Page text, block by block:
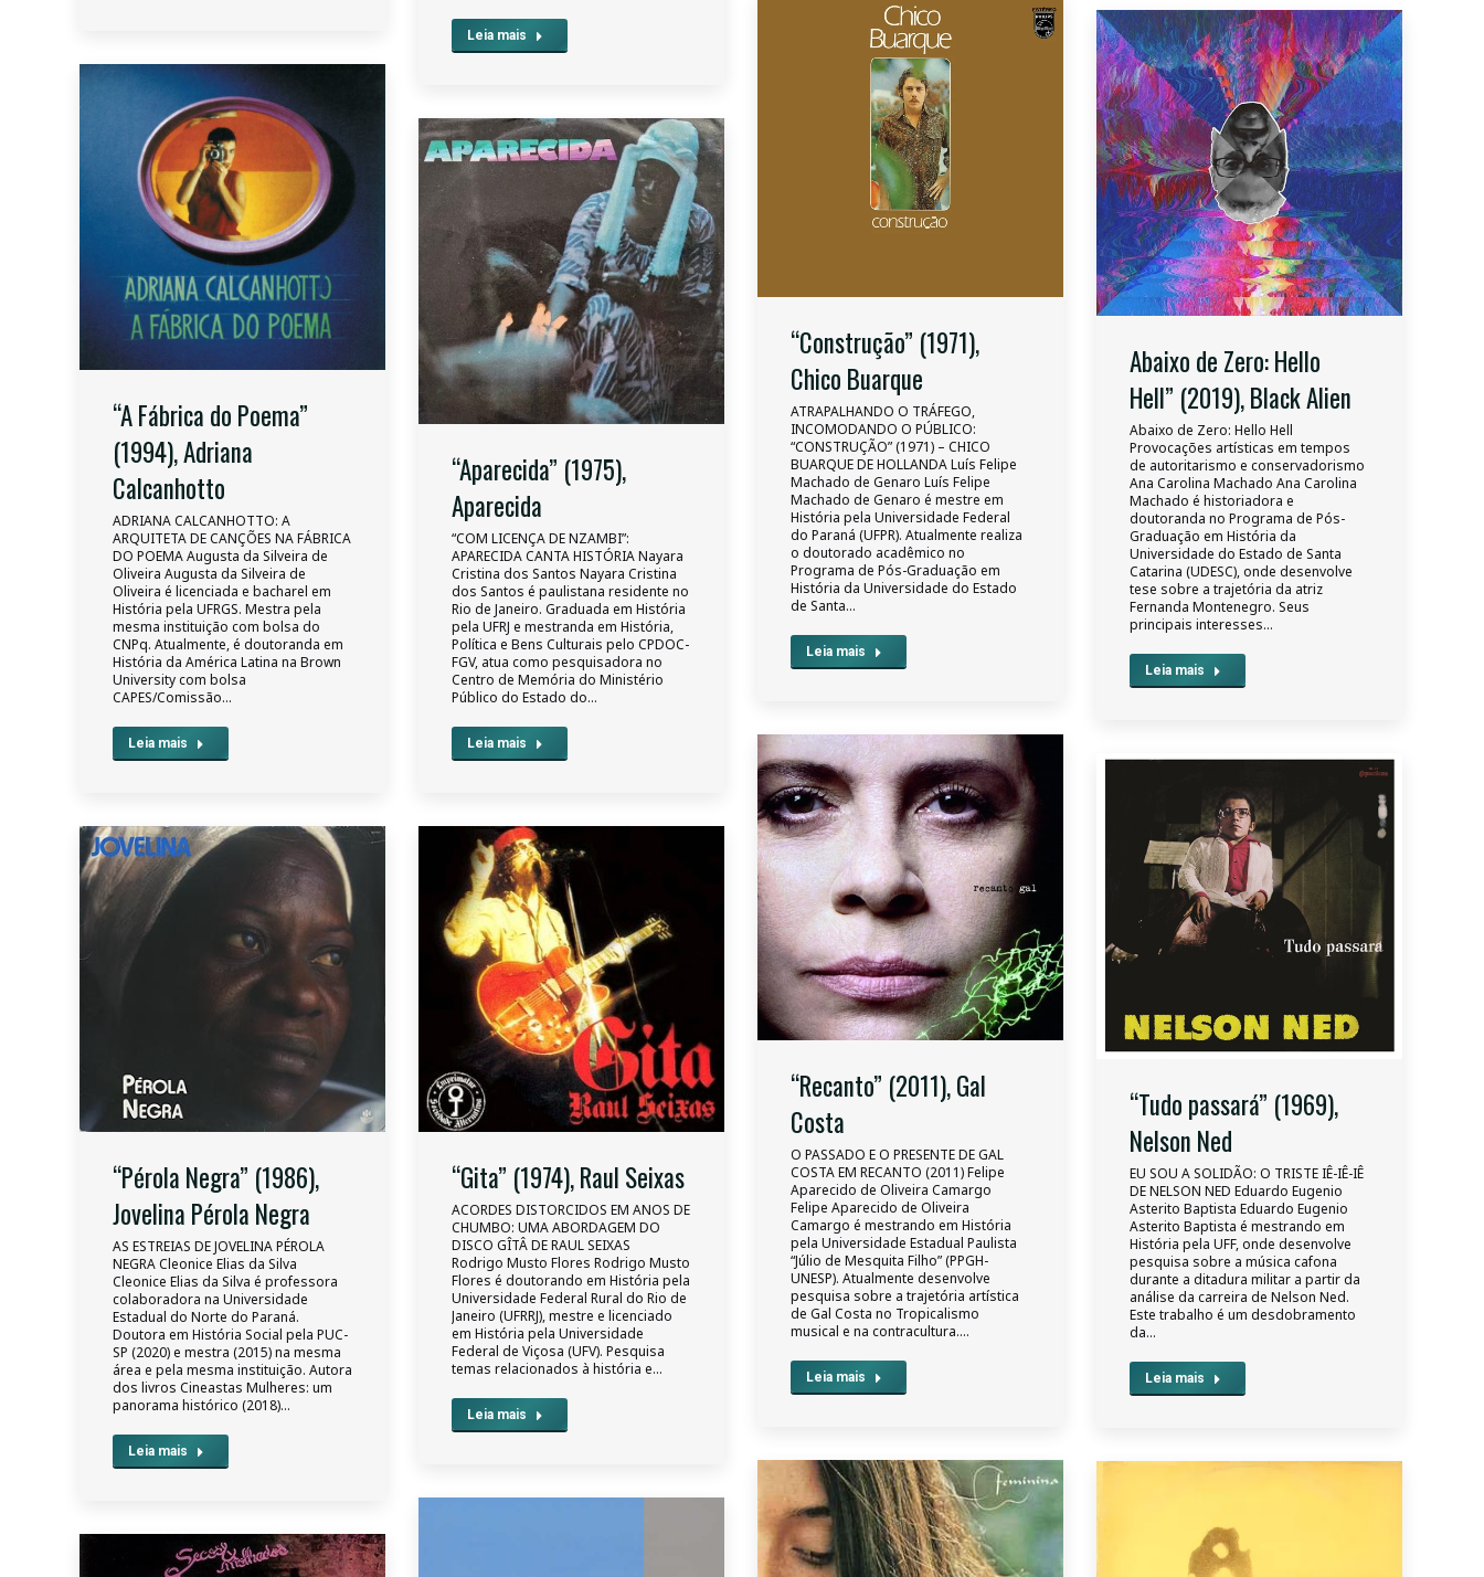
Leia mais
“Construção” (1971),
Chico Buarque
ATRAPALHANDO O TRÁFEGO,
INCOMODANDO O PÚBLICO:
“CONSTRUÇÃO” (1971) – CHICO
BUARQUE DE HOLLANDA Luís Felipe
Machado de Genaro Luís Felipe
Machado de Genaro é mestre em
História pela Universidade Federal
do Paraná (UFPR). Atualmente realiza
o doutorado acadêmico no
Programa de Pós-Graduação em
História da Universidade do Estado
de Santa…
Leia mais
Abaixo de Zero: Hello
Hell” (2019), Black Alien
Abaixo de Zero: Hello Hell
Provocações artísticas em tempos
de autoritarismo e conservadorismo
Ana Carolina Machado Ana Carolina
Machado é historiadora e
doutoranda no Programa de Pós-
Graduação em História da
Universidade do Estado de Santa
Catarina (UDESC), onde desenvolve
tese sobre a trajetória da atriz
Fernanda Montenegro. Seus
principais interesses…
Leia mais
“A Fábrica do Poema”
(1994), Adriana
Calcanhotto
ADRIANA CALCANHOTTO: A
ARQUITETA DE CANÇÕES NA FÁBRICA
DO POEMA Augusta da Silveira de
Oliveira Augusta da Silveira de
Oliveira é licenciada e bacharel em
História pela UFRGS. Mestra pela
mesma instituição com bolsa do
CNPq. Atualmente, é doutoranda em
História da América Latina na Brown
University com bolsa
CAPES/Comissão…
Leia mais
“Aparecida” (1975),
Aparecida
“COM LICENÇA DE NZAMBI”:
APARECIDA CANTA HISTÓRIA Nayara
Cristina dos Santos Nayara Cristina
dos Santos é paulistana residente no
Rio de Janeiro. Graduada em História
pela UFRJ e mestranda em História,
Política e Bens Culturais pelo CPDOC-
FGV, atua como pesquisadora no
Centro de Memória do Ministério
Público do Estado do…
Leia mais
“Recanto” (2011), Gal
Costa
O PASSADO E O PRESENTE DE GAL
COSTA EM RECANTO (2011) Felipe
Aparecido de Oliveira Camargo
Felipe Aparecido de Oliveira
Camargo é mestrando em História
pela Universidade Estadual Paulista
“Júlio de Mesquita Filho” (PPGH-
UNESP). Atualmente desenvolve
pesquisa sobre a trajetória artística
de Gal Costa no Tropicalismo
musical e na contracultura.…
Leia mais
“Tudo passará” (1969),
Nelson Ned
EU SOU A SOLIDÃO: O TRISTE IÊ-IÊ-IÊ
DE NELSON NED Eduardo Eugenio
Asterito Baptista Eduardo Eugenio
Asterito Baptista é mestrando em
História pela UFF, onde desenvolve
pesquisa sobre a música cafona
durante a ditadura militar a partir da
análise da carreira de Nelson Ned.
Este trabalho é um desdobramento
da…
Leia mais
“Pérola Negra” (1986),
Jovelina Pérola Negra
AS ESTREIAS DE JOVELINA PÉROLA
NEGRA Cleonice Elias da Silva
Cleonice Elias da Silva é professora
colaboradora na Universidade
Estadual do Norte do Paraná.
Doutora em História Social pela PUC-
SP (2020) e mestra (2015) na mesma
área e pela mesma instituição. Autora
dos livros Cineastas Mulheres: um
panorama histórico (2018)…
Leia mais
“Gita” (1974), Raul Seixas
ACORDES DISTORCIDOS EM ANOS DE
CHUMBO: UMA ABORDAGEM DO
DISCO GÎTÂ DE RAUL SEIXAS
Rodrigo Musto Flores Rodrigo Musto
Flores é doutorando em História pela
Universidade Federal Rural do Rio de
Janeiro (UFRRJ), mestre e licenciado
em História pela Universidade
Federal de Viçosa (UFV). Pesquisa
temas relacionados à história e…
Leia mais